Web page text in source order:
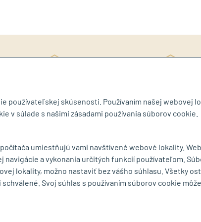
MENU
O spoločnosti
používateľskej skúsenosti. Používaním našej webovej
v súlade s našimi zásadami používania súborov cookie.
umiestňujú vami navštívené webové lokality.
a vykonania určitých funkcií používateľom.
lokality, možno nastaviť bez vášho súhlasu. Všetky
Svoj súhlas s používaním súborov cookie